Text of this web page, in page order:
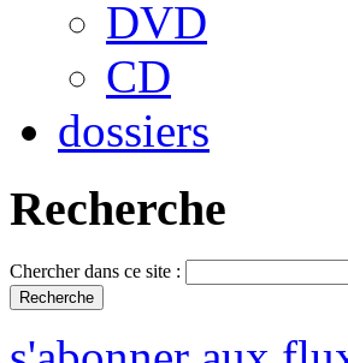
DVD
CD
dossiers
Recherche
Chercher dans ce site :